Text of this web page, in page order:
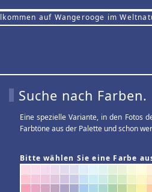
auf Wangerooge im
Suche nach Farben.
Eine spezielle Variante, in den Fotos
Farbtöne aus der Palette und schon
Bitte wählen Sie eine Farbe